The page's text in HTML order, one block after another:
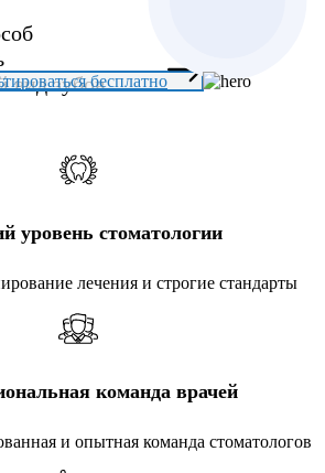
вид зубовбесплатно
уровень стоматологии
лечения и строгие стандарты
команда врачей
и опытная команда стоматологов